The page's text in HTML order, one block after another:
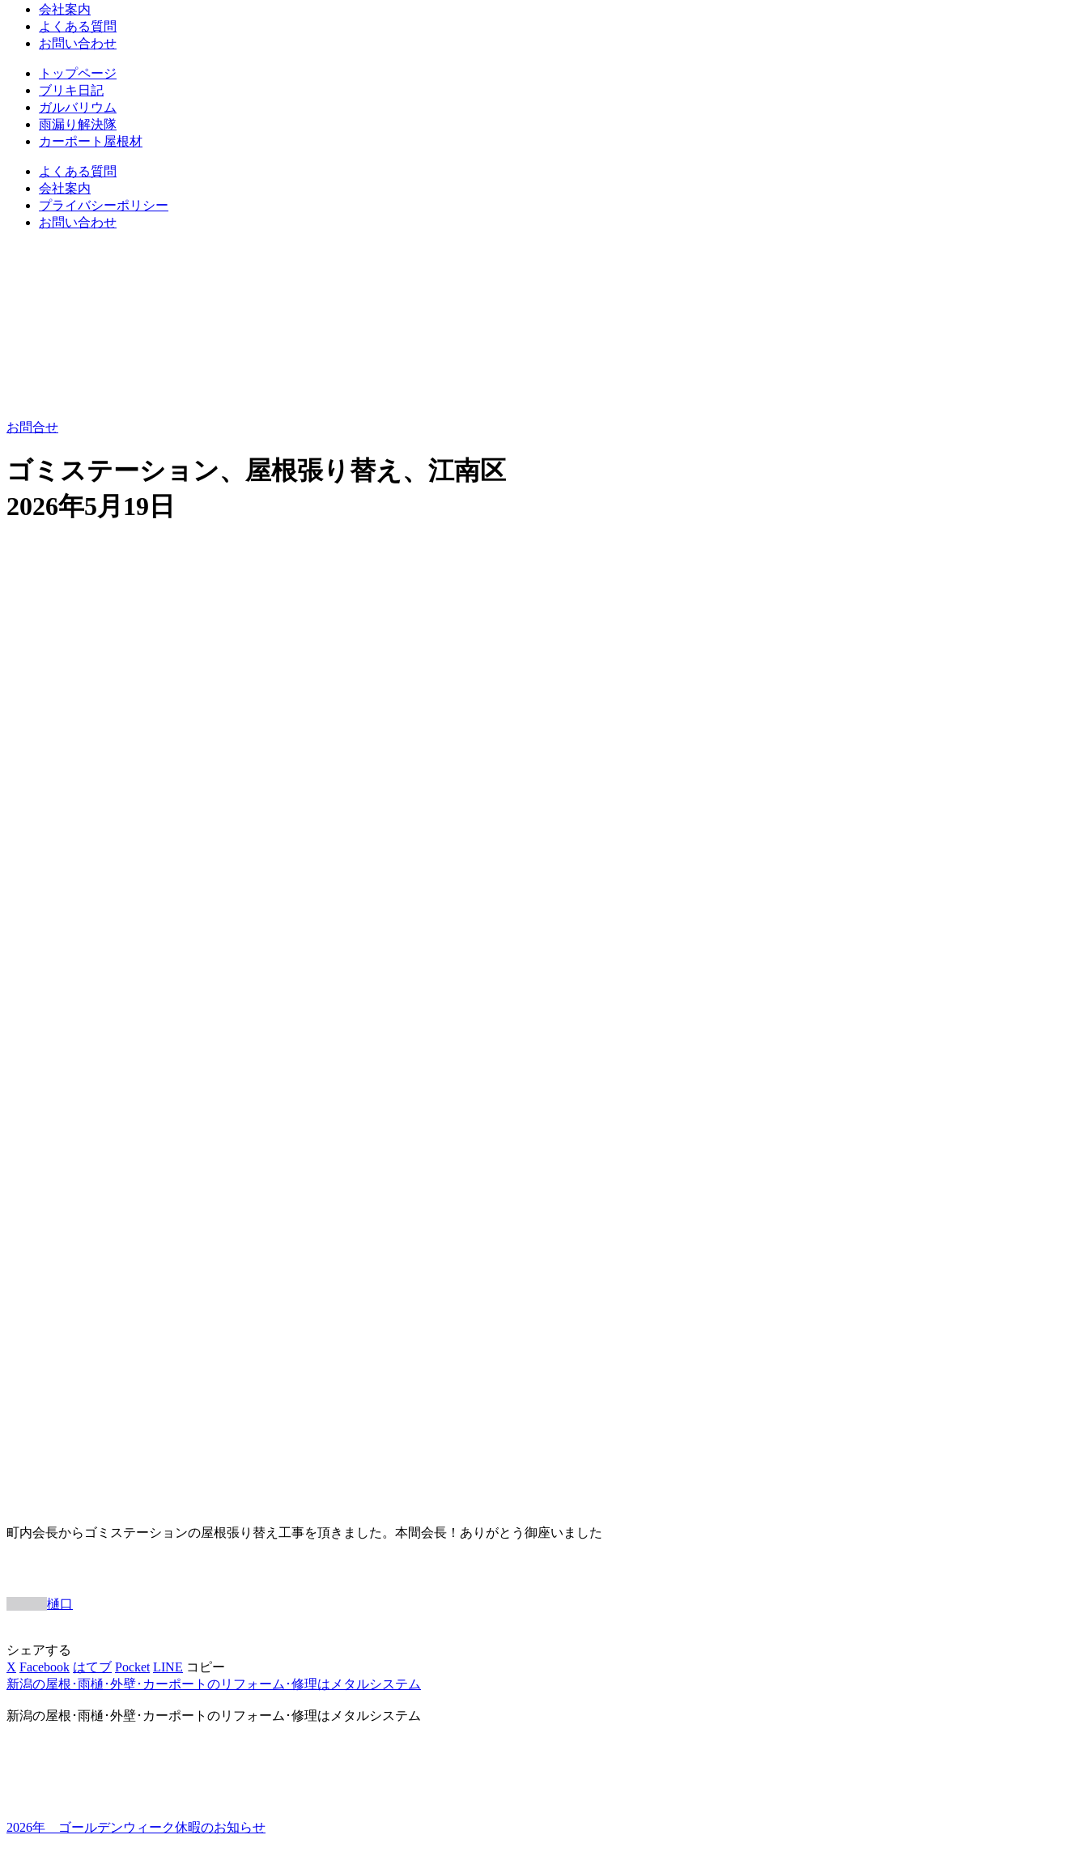
会社案内
よくある質問
お問い合わせ
トップページ
ブリキ日記
ガルバリウム
雨漏り解決隊
カーポート屋根材
よくある質問
会社案内
プライバシーポリシー
お問い合わせ
お問合せ
ゴミステーション、屋根張り替え、江南区
2026年5月19日
町内会長からゴミステーションの屋根張り替え工事を頂きました。本間会長！ありがとう御座いました
樋口
シェアする
X Facebook はてブ Pocket LINE コピー
新潟の屋根･雨樋･外壁･カーポートのリフォーム･修理はメタルシステム
新潟の屋根･雨樋･外壁･カーポートのリフォーム･修理はメタルシステム
2026年 ゴールデンウィーク休暇のお知らせ